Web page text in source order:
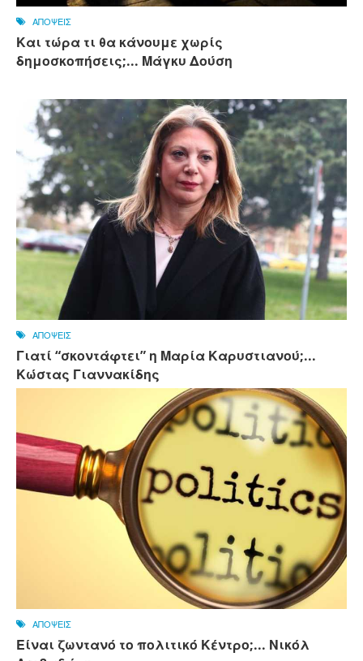
ΑΠΟΨΕΙΣ
Και τώρα τι θα κάνουμε χωρίς
δημοσκοπήσεις;... Μάγκυ Δούση
ΑΠΟΨΕΙΣ
Γιατί “σκοντάφτει” η Μαρία Καρυστιανού;...
Κώστας Γιαννακίδης
ΑΠΟΨΕΙΣ
Είναι ζωντανό το πολιτικό Κέντρο;... Νικόλ